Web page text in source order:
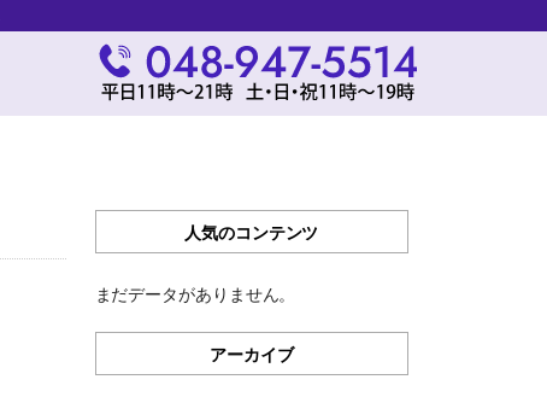
人気のコンテンツ
まだデータがありません。
アーカイブ